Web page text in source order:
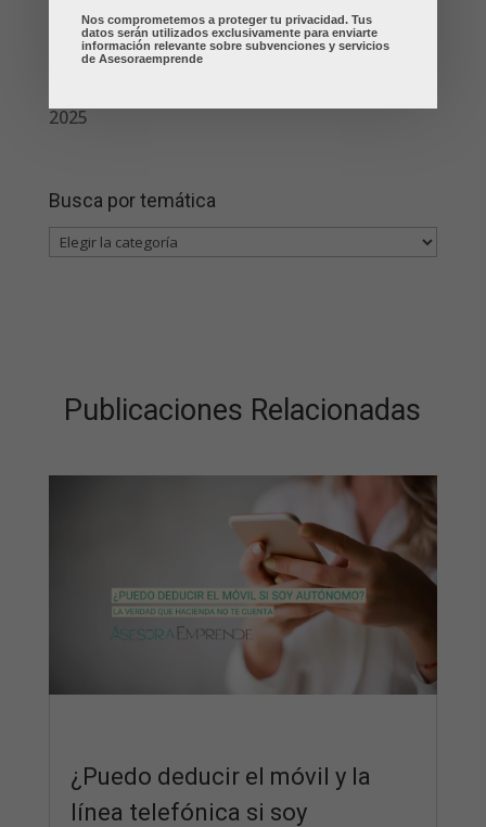
escolar en la Renta 2025
Deducciones autonómicas en Galicia que
2025
Busca por temática
Busca
Publicaciones Relacionadas
¿Puedo deducir el móvil y la
línea telefónica si soy
Nos comprometemos a proteger tu privacidad. Tus
datos serán utilizados exclusivamente para enviarte
información relevante sobre subvenciones y servicios
de Asesoraemprende